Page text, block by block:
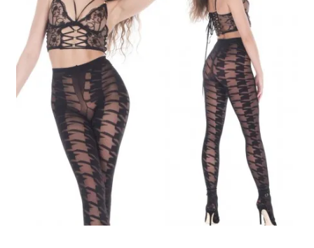
Wszystkie
produkty
Recenzje
Rozwiń
menu
potomne